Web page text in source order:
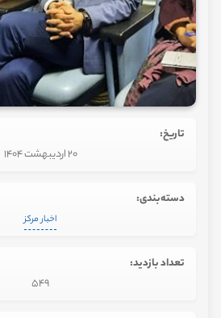
تاریخ:
20 اردیبهشت 1404
دسته‌بندی:
اخبار مرکز
تعداد بازدید:
549